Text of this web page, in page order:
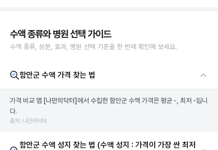
수액 종류와 병원 선택 가이드
수액 종류, 성분, 효과, 병원 선택 기준을 한 번에 확인해 보세요.
함안군 수액 가격 찾는 법
가격 비교 앱 [나만의닥터] 에서 수집한 함안군 수액 가격은 평균 -, 최저 -입니
다.
출처: 나만의닥터
함안군 수액 성지 찾는 법 (수액 성지 : 가격이 가장 싼 최저